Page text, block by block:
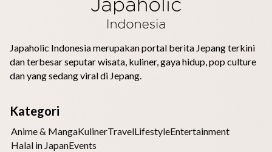
Japaholic Indonesia merupakan portal berita Jepang terkini
dan terbesar seputar wisata, kuliner, gaya hidup, pop culture
dan yang sedang viral di Jepang.
Kategori
Anime & MangaKulinerTravelLifestyleEntertainment
Halal in JapanEvents